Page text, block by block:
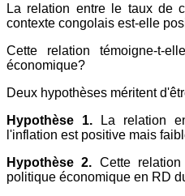
La relation entre le taux de
contexte congolais est-elle
Cette relation témoigne-t-
économique?
Deux hypothèses méritent
Hypothèse 1.
La relation
l'inflation est positive mais
Hypothèse 2. Cette
politique économique en RD